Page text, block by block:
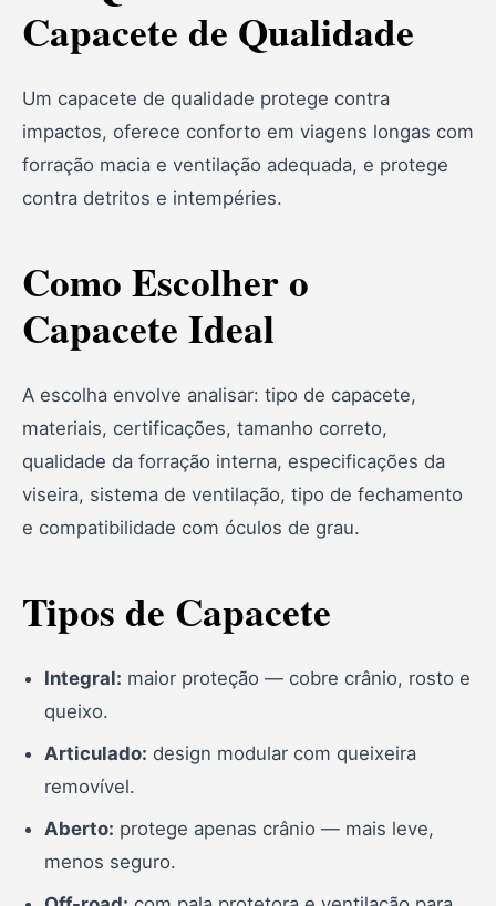
4. Bieffe B-Dynamic Attractie
6. Peels Mirage Techride
7. EBF Thunder
10. HJC I100 Articulado
12. Pro Tork Fast Motocross
Perguntas Frequentes
Conclusão
Capacete de Qualidade
Um capacete de qualidade protege contra
impactos, oferece conforto em viagens longas com
forração macia e ventilação adequada, e protege
contra detritos e intempéries.
Como Escolher o
Capacete Ideal
A escolha envolve analisar: tipo de capacete,
materiais, certificações, tamanho correto,
qualidade da forração interna, especificações da
viseira, sistema de ventilação, tipo de fechamento
e compatibilidade com óculos de grau.
Tipos de Capacete
Integral: maior proteção — cobre crânio, rosto e
queixo.
Articulado: design modular com queixeira
removível.
Aberto: protege apenas crânio — mais leve,
menos seguro.